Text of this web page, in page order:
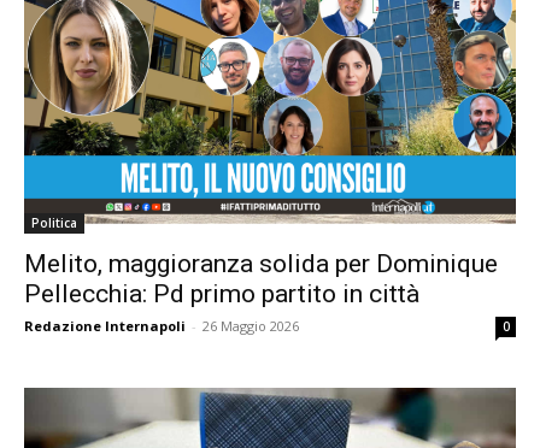
Politica
Melito, maggioranza solida per Dominique
Pellecchia: Pd primo partito in città
Redazione Internapoli - 26 Maggio 2026 0